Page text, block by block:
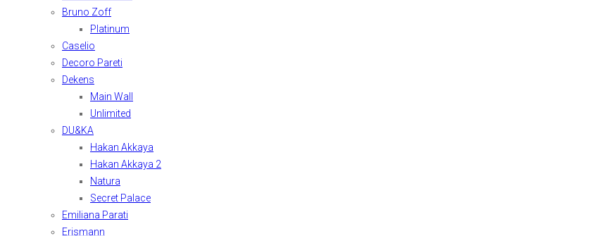
Bruno Zoff
Platinum
Caselio
Decoro Pareti
Dekens
Main Wall
Unlimited
DU&KA
Hakan Akkaya
Hakan Akkaya 2
Natura
Secret Palace
Emiliana Parati
Erismann